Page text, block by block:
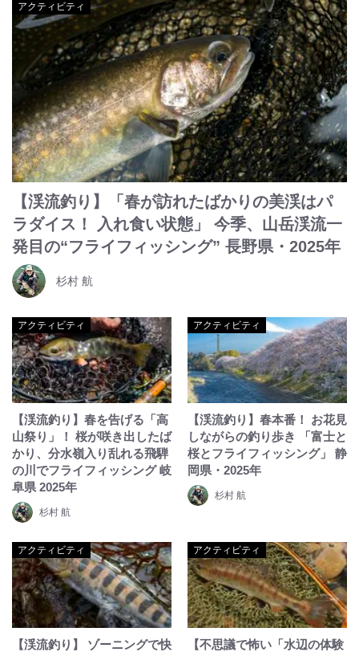
アクティビティ
【渓流釣り】「春が訪れたばかりの美渓はパ
ラダイス！ 入れ食い状態」 今季、山岳渓流一
発目の“フライフィッシング” 長野県・2025年
杉村 航
アクティビティ
【渓流釣り】春を告げる「高
山祭り」！ 桜が咲き出したば
かり、分水嶺入り乱れる飛騨
の川でフライフィッシング 岐
阜県 2025年
杉村 航
アクティビティ
【渓流釣り】春本番！ お花見
しながらの釣り歩き 「富士と
桜とフライフィッシング」 静
岡県・2025年
杉村 航
アクティビティ
【渓流釣り】 ゾーニングで快
アクティビティ
【不思議で怖い「水辺の体験